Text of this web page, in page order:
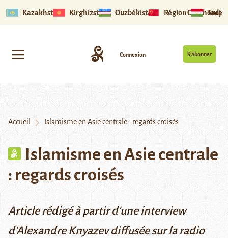
Kazakhstan Kirghizstan Ouzbékistan Région Ouïghoure
S’abonner
Connexion
Accueil Islamisme en Asie centrale : regards croisés
Islamisme en Asie centrale
: regards croisés
Article rédigé à partir d'une interview
d’Alexandre Knyazev diffusée sur la radio